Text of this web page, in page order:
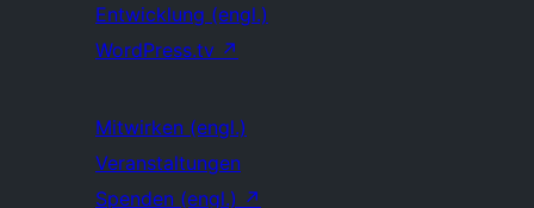
Entwicklung (engl.)
WordPress.tv ↗
Mitwirken (engl.)
Veranstaltungen
Spenden (engl.) ↗